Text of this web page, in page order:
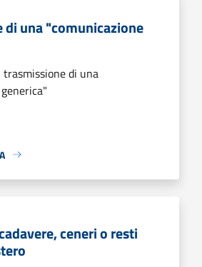
di una "comunicazione
di una
ceneri o resti